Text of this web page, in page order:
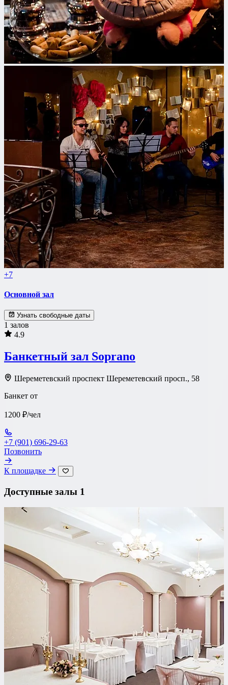
+7
Основной зал
Узнать свободные даты
1 залов
4.9
Банкетный зал Soprano
Шереметевский проспект Шереметевский просп., 58
Банкет от
1200 ₽/чел
+7 (901) 696-29-63
Позвонить
К площадке
Доступные залы 1